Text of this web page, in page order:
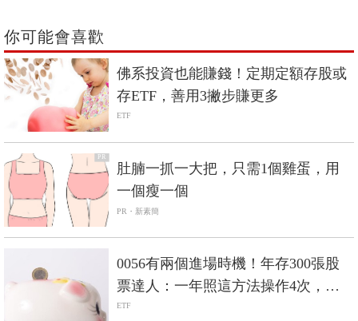
你可能會喜歡
佛系投資也能賺錢！定期定額存股或
存ETF，善用3撇步賺更多
ETF
PR
肚腩一抓一大把，只需1個雞蛋，用
一個瘦一個
PR・新素簡
0056有兩個進場時機！年存300張股
票達人：一年照這方法操作4次，賺
進20%
ETF